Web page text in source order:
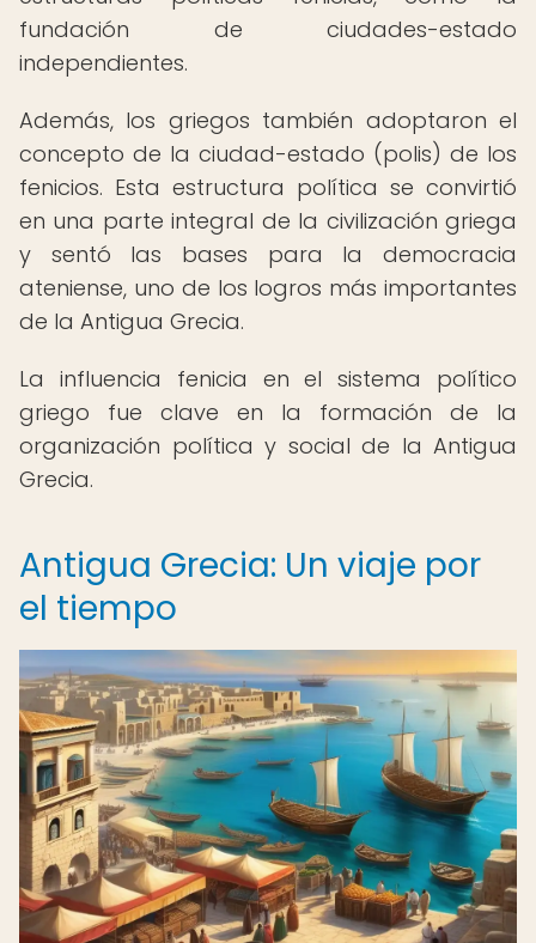
fundación de ciudades-estado
independientes.
Además, los griegos también adoptaron el
concepto de la ciudad-estado (polis) de los
fenicios. Esta estructura política se convirtió
en una parte integral de la civilización griega
y sentó las bases para la democracia
ateniense, uno de los logros más importantes
de la Antigua Grecia.
La influencia fenicia en el sistema político
griego fue clave en la formación de la
organización política y social de la Antigua
Grecia.
Antigua Grecia: Un viaje por
el tiempo